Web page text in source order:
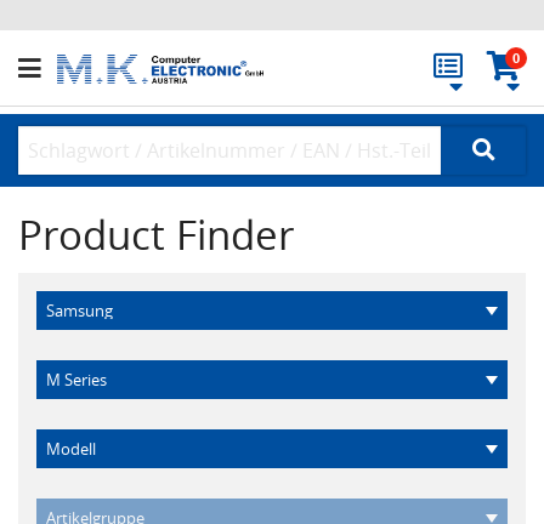
0
Product Finder